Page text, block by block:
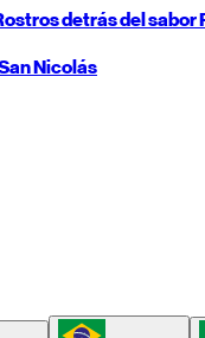
detrás del sabor
Nicolás